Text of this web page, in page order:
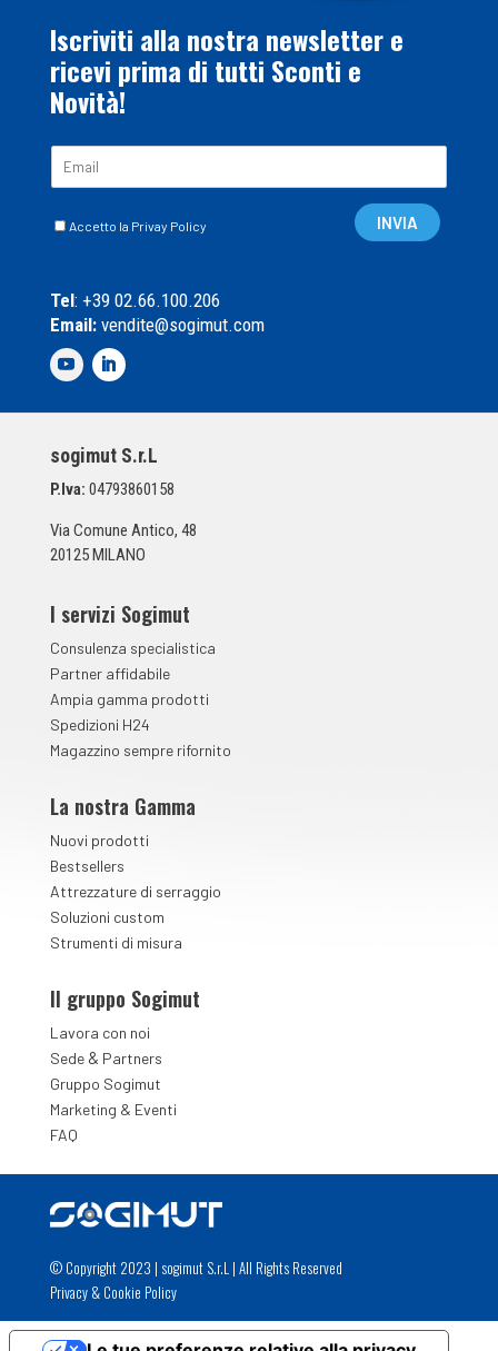
Iscriviti alla nostra newsletter e
ricevi prima di tutti Sconti e
Novità!
C
l
e
d
S
u
n
a
*
Accetto la Privay Policy INVIA
Tel: +39 02.66.100.206
Email:vendite@sogimut.com
sogimut S.r.L
P.Iva: 04793860158
Via Comune Antico, 48
20125 MILANO
I servizi Sogimut
Consulenza specialistica
Partner affidabile
Ampia gamma prodotti
Spedizioni H24
Magazzino sempre rifornito
La nostra Gamma
Nuovi prodotti
Bestsellers
Attrezzature di serraggio
Soluzioni custom
Strumenti di misura
Il gruppo Sogimut
Lavora con noi
Sede& Partners
Gruppo Sogimut
Marketing & Eventi
FAQ
© Copyright 2023 | sogimut S.r.L | All Rights Reserved
Privacy& Cookie Policy